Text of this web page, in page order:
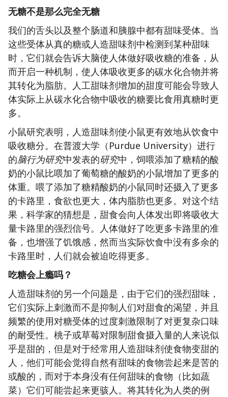
无糖不是那么完全无糖
我们的舌头以及整个肠道和胰腺中都有甜味受体。当
这些受体从真的糖或人造甜味剂中检测到某种甜味
时，它们就会告诉大脑使人体做好吸收糖的准备，从
而开启一种机制，使人体吸收更多的碳水化合物并将
其转化为脂肪。人工甜味剂增加的甜度可能会导致人
体实际上从碳水化合物中吸收的糖要比食用真糖时更
多。
小鼠研究表明，人造甜味剂使小鼠更有效地从饮食中
吸收糖分。在普渡大学（Purdue University）进行
的脑行为研究中发表的研究中，饲喂添加了糖精的酸
奶的小鼠比喂加了葡萄糖的酸奶的小鼠增加了更多的
体重。喂了添加了糖精酸奶的小鼠同时还摄入了更多
的卡路里，食欲也更大，体内脂肪也更多。对这个结
果，科学家的猜想是，甜食会向人体发出即将吸收大
量卡路里的强烈信号。人体做好了吃更多卡路里的准
备，也增强了饥饿感，然而当实际饮食中没有多余的
卡路里时，人们就会被迫吃得更多。
吃糖会上瘾吗？
人造甜味剂的另一个问题是，由于它们的强烈甜味，
它们实际上刺激而不是抑制人们对甜食的渴望，并且
频繁的使用对糖受体的过度刺激限制了对更复杂口味
的耐受性。桃子或草莓对限制甜食摄入量的人来说似
乎是甜的，但是对于经常用人造甜味剂使食物变甜的
人，他们可能会觉得自然有甜味的食物尝起来是苦的
或酸的，而对于本身没有任何甜味的食物（比如蔬
菜）它们可能尝起来更骇人。将其转化为人类的例